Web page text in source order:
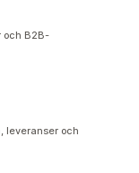
och B2B-
leveranser och